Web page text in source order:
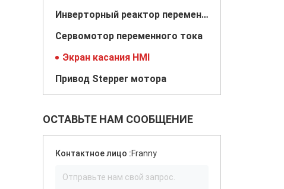
Инверторный реактор переменного тока
Сервомотор переменного тока
Экран касания HMI
Привод Stepper мотора
ОСТАВЬТЕ НАМ СООБЩЕНИЕ
Контактное лицо :Franny